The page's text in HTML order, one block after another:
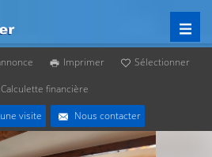
Imprimer
Sélectionner
Calculette financière
visite
Nous contacter